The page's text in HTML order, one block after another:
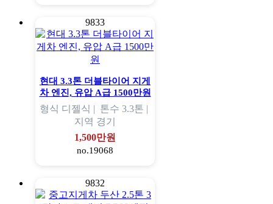
9833
현대 3.3톤 더블타이어 지게
차 엔진, 유압 A급 1500만원
형식 디젤식 | 톤수 3.3톤 |
지역 경기
1,500만원
no.19068
9832